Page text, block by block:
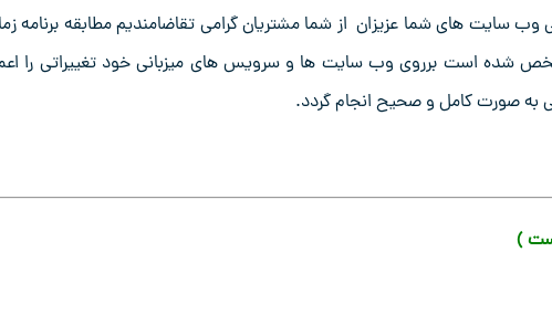
سایت های شما عزیزان از شما مشتریان گرامی تقاضامندیم مطابقه برنامه
شده است برروی وب سایت ها و سرویس های میزبانی خود تغییراتی را
به صورت کامل و صحیح انجام گردد.
)